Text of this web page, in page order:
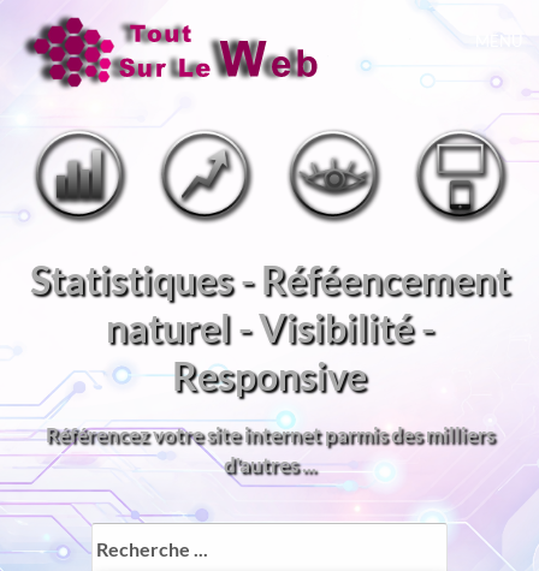
Statistiques - Réféencement
naturel - Visibilité -
Responsive
Référencez votre site internet parmis des milliers
d'autres ...